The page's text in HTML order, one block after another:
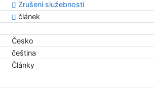
Zrušení služebnosti
článek
Česko
čeština
Články